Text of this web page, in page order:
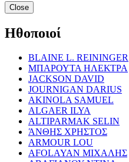
Close
Ηθοποιοί
BLAINE L. REININGER
ΜΠΑΡΟΥΤΑ ΗΛΕΚΤΡΑ
JACKSON DAVID
JOURNIGAN DARIUS
AKINOLA SAMUEL
ALGAER ILYA
ALTIPARMAK SELIN
ΆΝΘΗΣ ΧΡΗΣΤΟΣ
ARMOUR LOU
AFOLAYAN ΜΙΧΑΛΗΣ